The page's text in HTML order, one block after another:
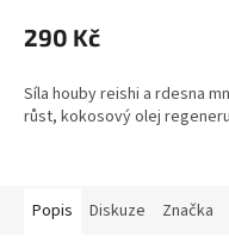
produktu
je
z
5
290 Kč
Síla houby reishi a rdesna
růst, kokosový olej
Popis Diskuze Značka